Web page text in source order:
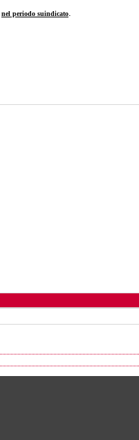
nel periodo suindicato.